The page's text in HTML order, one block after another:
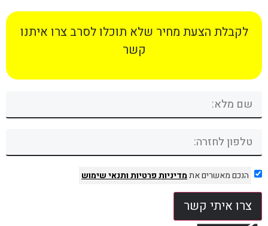
לקבלת הצעת מחיר שלא תוכלו לסרב צרו איתנו
קשר
הנכם מאשרים אתמדיניות פרטיותותנאי שימוש
צרו איתי קשר